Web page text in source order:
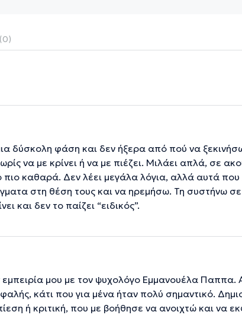
δύσκολη φάση και δεν ήξερα από πού να
να με κρίνει ή να με πιέζει. Μιλάει απλά, σε
πιο καθαρά. Δεν λέει μεγάλα λόγια, αλλά αυτά που
στη θέση τους και να ηρεμήσω. Τη συστήνω σε
και δεν το παίζει “ειδικός”.
μου με τον ψυχολόγο Εμμανουέλα Παππα.
κάτι που για μένα ήταν πολύ σημαντικό.
ή κριτική, που με βοήθησε να ανοιχτώ και να